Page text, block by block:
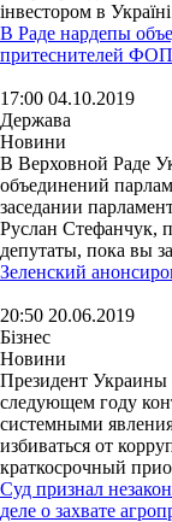
інвестором в
В Раде нардепы
притеснителей
17:00 04.10.2019
Держава
Новини
В Верховной Раде
объединений
заседании
Руслан Стефанчук,
депутаты, пока вы
Зеленский
20:50 20.06.2019
Бізнес
Новини
Президент Украины
следующем году
системными
избиваться от
краткосрочный
Суд признал
деле о захвате